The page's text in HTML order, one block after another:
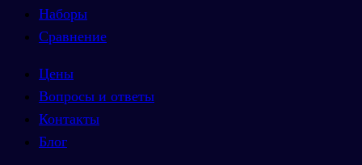
Наборы
Сравнение
Цены
Вопросы и ответы
Контакты
Блог